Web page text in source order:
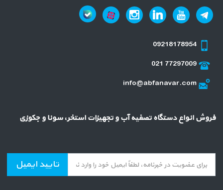
09218178954
021 77297009
info@abfanavar.com
فروش انواع دستگاه تصفیه آب و تجهیزات استخر، سونا و جکوزی
تایید ایمیل